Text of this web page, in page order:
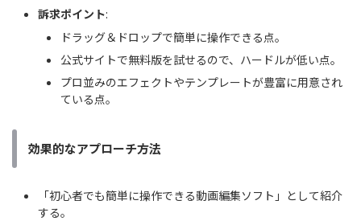
訴求ポイント:
ドラッグ＆ドロップで簡単に操作できる点。
公式サイトで無料版を試せるので、ハードルが低い点。
プロ並みのエフェクトやテンプレートが豊富に用意され
ている点。
効果的なアプローチ方法
「初心者でも簡単に操作できる動画編集ソフト」として紹介
する。